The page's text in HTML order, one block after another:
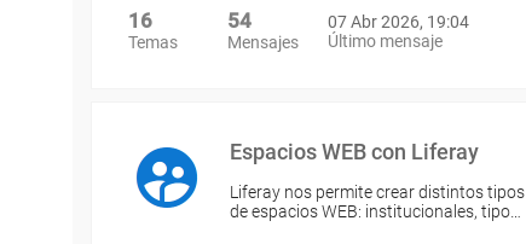
16
Temas
54
Mensajes
07 Abr 2026, 19:04
Último mensaje
Espacios WEB con Liferay
Liferay nos permite crear distintos tipos
de espacios WEB: institucionales, tipo…